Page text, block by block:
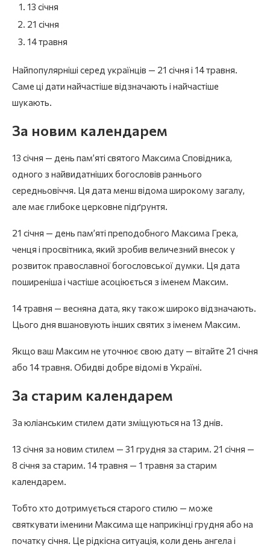
13 січня
21 січня
14 травня
Найпопулярніші серед українців — 21 січня і 14 травня.
Саме ці дати найчастіше відзначають і найчастіше
шукають.
За новим календарем
13 січня — день пам’яті святого Максима Сповідника,
одного з найвидатніших богословів раннього
середньовіччя. Ця дата менш відома широкому загалу,
але має глибоке церковне підґрунтя.
21 січня — день пам’яті преподобного Максима Грека,
ченця і просвітника, який зробив величезний внесок у
розвиток православної богословської думки. Ця дата
поширеніша і частіше асоціюється з іменем Максим.
14 травня — весняна дата, яку також широко відзначають.
Цього дня вшановують інших святих з іменем Максим.
Якщо ваш Максим не уточнює свою дату — вітайте 21 січня
або 14 травня. Обидві добре відомі в Україні.
За старим календарем
За юліанським стилем дати зміщуються на 13 днів.
13 січня за новим стилем — 31 грудня за старим. 21 січня —
8 січня за старим. 14 травня — 1 травня за старим
календарем.
Тобто хто дотримується старого стилю — може
святкувати іменини Максима ще наприкінці грудня або на
початку січня. Це рідкісна ситуація, коли день ангела і